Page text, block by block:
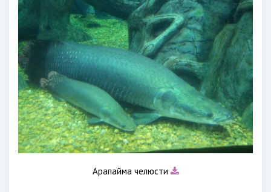
Арапайма челюсти